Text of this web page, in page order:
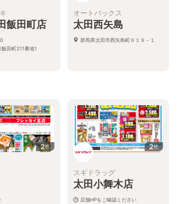
飯田町店
田町211番地1
オートバックス
太田西矢島
群馬県太田市西矢島町６１９－１
2枚 2枚
スギドラッグ
太田小舞木店
店舗HPをご確認ください